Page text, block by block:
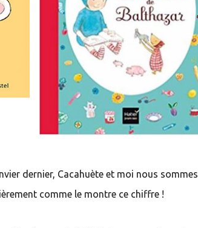
dernier, Cacahuète et moi nous sommes
comme le montre ce chiffre !